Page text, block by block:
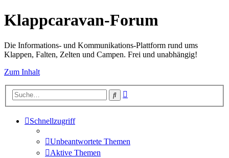
Klappcaravan-Forum
Die Informations- und Kommunikations-Plattform rund ums
Klappen, Falten, Zelten und Campen. Frei und unabhängig!
Zum Inhalt
Suche
Schnellzugriff
Unbeantwortete Themen
Aktive Themen